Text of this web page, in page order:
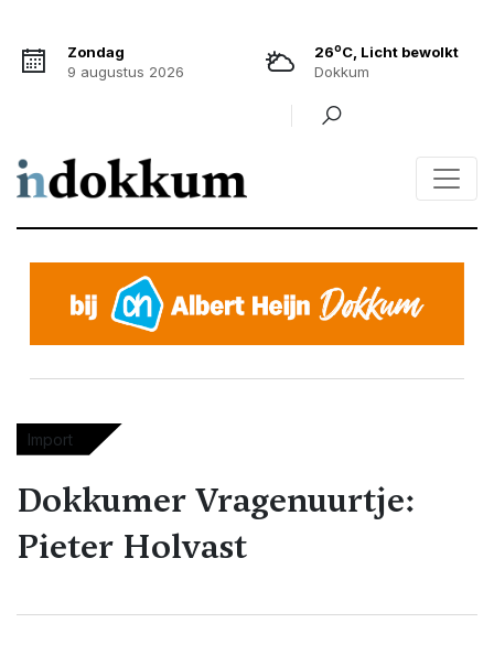
Zondag
9 augustus 2026
26oC, Licht bewolkt
Dokkum
Import
Dokkumer Vragenuurtje:
Pieter Holvast